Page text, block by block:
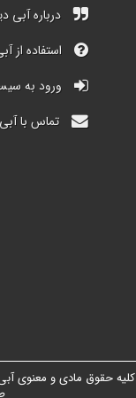
درباره آبی
استفاده از
ورود به
تماس با
کلیه حقوق مادی و معنوی